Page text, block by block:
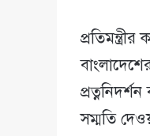
সম্মতি